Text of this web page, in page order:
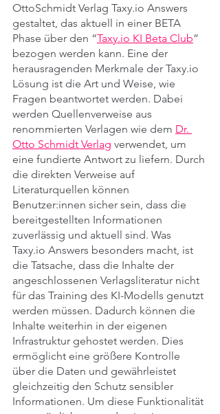
OttoSchmidt Verlag Taxy.io Answers
gestaltet, das aktuell in einer BETA
Phase über den “Taxy.io KI Beta Club”
bezogen werden kann. Eine der
herausragenden Merkmale der Taxy.io
Lösung ist die Art und Weise, wie
Fragen beantwortet werden. Dabei
werden Quellenverweise aus
renommierten Verlagen wie dem Dr.
Otto Schmidt Verlag verwendet, um
eine fundierte Antwort zu liefern. Durch
die direkten Verweise auf
Literaturquellen können
Benutzer:innen sicher sein, dass die
bereitgestellten Informationen
zuverlässig und aktuell sind. Was
Taxy.io Answers besonders macht, ist
die Tatsache, dass die Inhalte der
angeschlossenen Verlagsliteratur nicht
für das Training des KI-Modells genutzt
werden müssen. Dadurch können die
Inhalte weiterhin in der eigenen
Infrastruktur gehostet werden. Dies
ermöglicht eine größere Kontrolle
über die Daten und gewährleistet
gleichzeitig den Schutz sensibler
Informationen. Um diese Funktionalität